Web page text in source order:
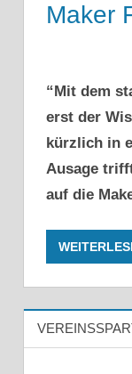
Maker
“Mit dem
erst der
kürzlich in
Ausage
auf die